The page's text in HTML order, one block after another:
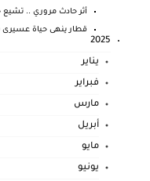
أثر حادث مروري .. تشيع
قطار ينهى حياة عسيرى
2025
يناير
فبراير
مارس
أبريل
مايو
يونيو